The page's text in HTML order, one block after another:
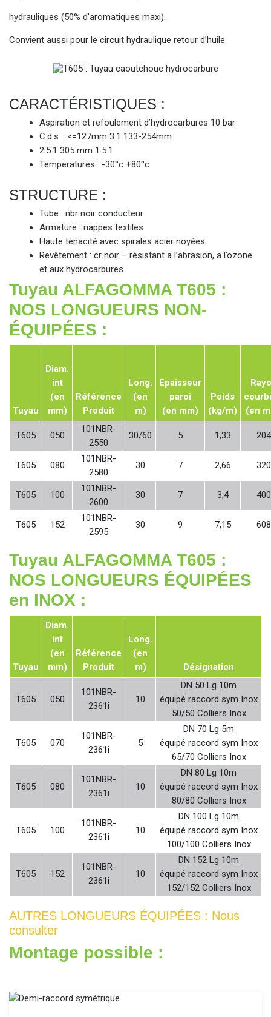
hydrauliques (50% d’aromatiques maxi).
Convient aussi pour le circuit hydraulique retour d’huile.
CARACTÉRISTIQUES :
Aspiration et refoulement d’hydrocarbures 10 bar
C.d.s. : <=127mm 3:1 133-254mm
2.5:1 305 mm 1.5:1
Temperatures : -30°c +80°c
STRUCTURE :
Tube : nbr noir conducteur.
Armature : nappes textiles
Haute ténacité avec spirales acier noyées.
Revêtement : cr noir – résistant a l’abrasion, a l’ozone
et aux hydrocarbures.
Tuyau ALFAGOMMA T605 :
NOS LONGUEURS NON-
ÉQUIPÉES :
Tuyau
Diam.
int
(en
mm)
Référence
Produit
Long.
(en
m)
Epaisseur
paroi
(en mm)
Poids
(kg/m)
(en
T605 050
101NBR-
2550
30/60 5 1,33 204
T605 080
101NBR-
2580
30 7 2,66 320
T605 100
101NBR-
2600
30 7 3,4 400
T605 152
101NBR-
2595
30 9 7,15 608
Tuyau ALFAGOMMA T605 :
NOS LONGUEURS ÉQUIPÉES
en INOX :
Tuyau
Diam.
int
(en
mm)
Référence
Produit
Long.
(en
m)
Désignation
T605 050
101NBR-
2361i
10
DN 50 Lg 10m
équipé raccord sym Inox
50/50 Colliers Inox
T605 070
101NBR-
2361i
5
DN 70 Lg 5m
équipé raccord sym Inox
65/70 Colliers Inox
T605 080
101NBR-
2361i
10
DN 80 Lg 10m
équipé raccord sym Inox
80/80 Colliers Inox
T605 100
101NBR-
2361i
10
DN 100 Lg 10m
équipé raccord sym Inox
100/100 Colliers Inox
T605 152
101NBR-
2361i
10
DN 152 Lg 10m
équipé raccord sym Inox
152/152 Colliers Inox
AUTRES LONGUEURS ÉQUIPÉES : Nous
consulter
Montage possible :